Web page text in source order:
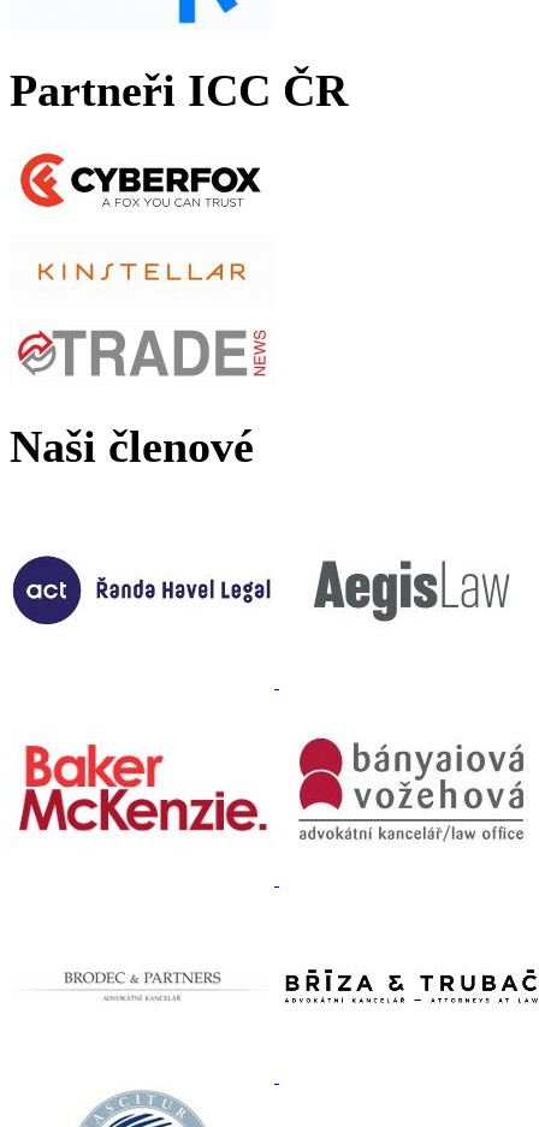
Partneři ICC ČR
Naši členové